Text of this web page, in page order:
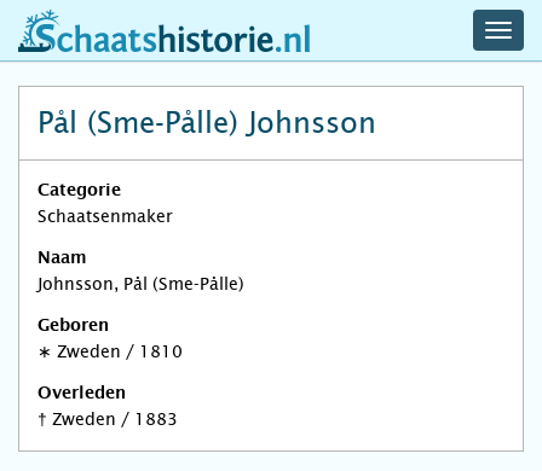
schaatshistorie.nl
Pål (Sme-Pålle) Johnsson
Categorie
Schaatsenmaker
Naam
Johnsson, Pål (Sme-Pålle)
Geboren
∗ Zweden / 1810
Overleden
† Zweden / 1883